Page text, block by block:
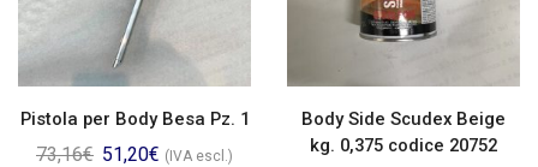
Pistola per Body Besa Pz. 1
73,16€ 51,20€ (IVA escl.)
Body Side Scudex Beige
kg. 0,375 codice 20752